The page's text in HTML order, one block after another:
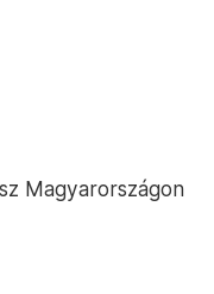
Magyarországon